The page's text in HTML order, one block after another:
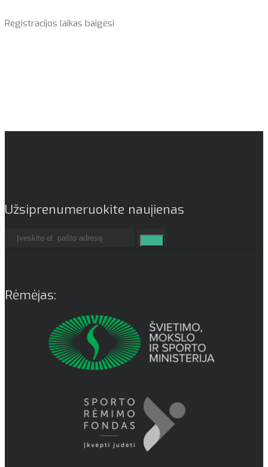
Registracijos laikas baigėsi
Užsiprenumeruokite naujienas
Rėmėjas: